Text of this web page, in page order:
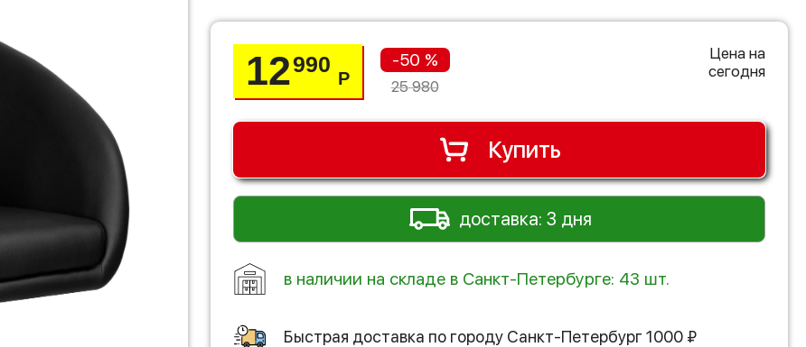
12990
Р
-50 %
25 980
Цена на
сегодня
Купить
доставка: 3 дня
в наличии на складе в Санкт-Петербурге: 43 шт.
Быстрая доставка по городу Санкт-Петербург 1000 ₽